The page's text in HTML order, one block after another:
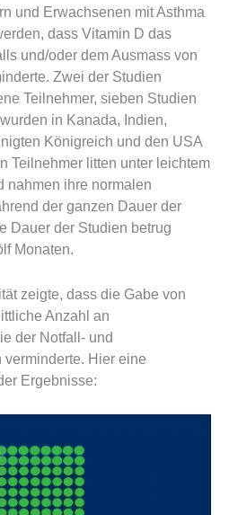
und Erwachsenen mit Asthma
dass Vitamin D das
und/oder dem Ausmass von
Zwei der Studien
Teilnehmer, sieben Studien
in Kanada, Indien,
Königreich und den USA
Teilnehmer litten unter leichtem
nahmen ihre normalen
der ganzen Dauer der
Dauer der Studien betrug
Monaten.
zeigte, dass die Gabe von
Anzahl an
der Notfall- und
verminderte. Hier eine
Ergebnisse: